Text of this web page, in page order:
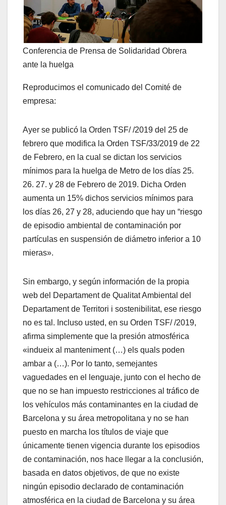
Conferencia de Prensa de Solidaridad Obrera
ante la huelga
Reproducimos el comunicado del Comité de
empresa:
Ayer se publicó la Orden TSF/ /2019 del 25 de
febrero que modifica la Orden TSF/33/2019 de 22
de Febrero, en la cual se dictan los servicios
mínimos para la huelga de Metro de los días 25.
26. 27. y 28 de Febrero de 2019. Dicha Orden
aumenta un 15% dichos servicios mínimos para
los días 26, 27 y 28, aduciendo que hay un “riesgo
de episodio ambiental de contaminación por
partículas en suspensión de diámetro inferior a 10
mieras».
Sin embargo, y según información de la propia
web del Departament de Qualitat Ambiental del
Departament de Territori i sostenibilitat, ese riesgo
no es tal. Incluso usted, en su Orden TSF/ /2019,
afirma simplemente que la presión atmosférica
«indueix al manteniment (…) els quals poden
ambar a (…). Por lo tanto, semejantes
vaguedades en el lenguaje, junto con el hecho de
que no se han impuesto restricciones al tráfico de
los vehículos más contaminantes en la ciudad de
Barcelona y su área metropolitana y no se han
puesto en marcha los títulos de viaje que
únicamente tienen vigencia durante los episodios
de contaminación, nos hace llegar a la conclusión,
basada en datos objetivos, de que no existe
ningún episodio declarado de contaminación
atmosférica en la ciudad de Barcelona y su área